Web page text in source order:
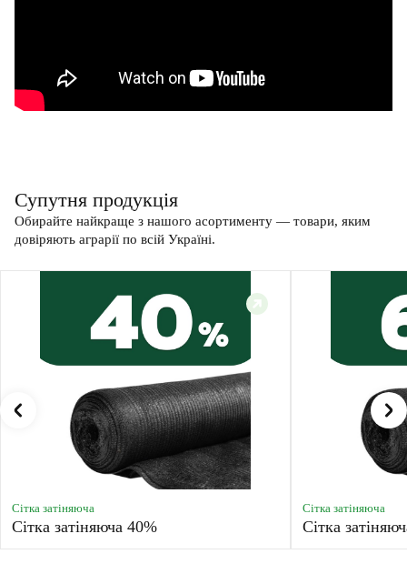
Супутня продукція
Обирайте найкраще з нашого асортименту — товари, яким
довіряють аграрії по всій Україні.
Сітка затіняюча
Сітка затіняюча 40%
Сітка затіняюча
Сітка